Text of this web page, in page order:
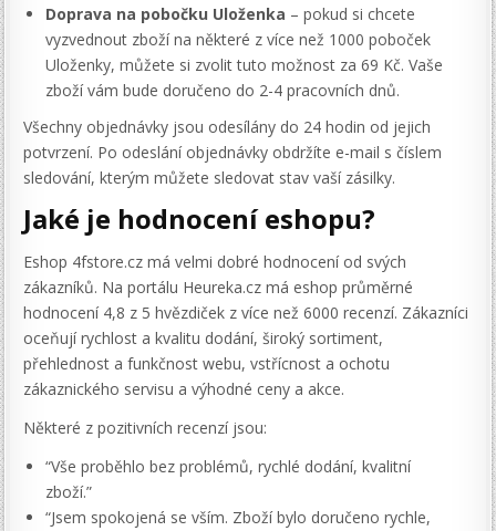
Doprava na pobočku Uloženka – pokud si chcete
vyzvednout zboží na některé z více než 1000 poboček
Uloženky, můžete si zvolit tuto možnost za 69 Kč. Vaše
zboží vám bude doručeno do 2-4 pracovních dnů.
Všechny objednávky jsou odesílány do 24 hodin od jejich
potvrzení. Po odeslání objednávky obdržíte e-mail s číslem
sledování, kterým můžete sledovat stav vaší zásilky.
Jaké je hodnocení eshopu?
Eshop 4fstore.cz má velmi dobré hodnocení od svých
zákazníků. Na portálu Heureka.cz má eshop průměrné
hodnocení 4,8 z 5 hvězdiček z více než 6000 recenzí. Zákazníci
oceňují rychlost a kvalitu dodání, široký sortiment,
přehlednost a funkčnost webu, vstřícnost a ochotu
zákaznického servisu a výhodné ceny a akce.
Některé z pozitivních recenzí jsou:
“Vše proběhlo bez problémů, rychlé dodání, kvalitní
zboží.”
“Jsem spokojená se vším. Zboží bylo doručeno rychle,